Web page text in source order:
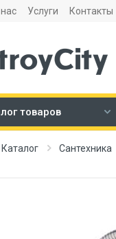
Услуги Контакты
материалы и
товаров
Каталог Сантехника